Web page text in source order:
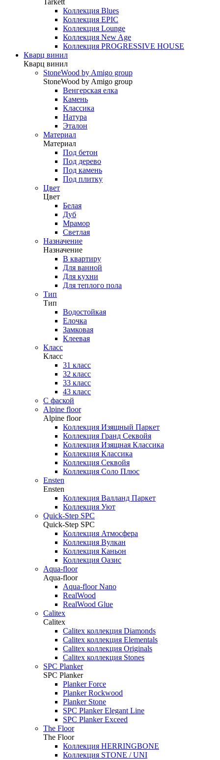
Tarkett
Коллекция Blues
Коллекция EPIC
Коллекция Lounge
Коллекция New Age
Коллекция PROGRESSIVE HOUSE
Кварц винил
Кварц винил
StoneWood by Amigo group
StoneWood by Amigo group
Венгерская елка
Камень
Классика
Натура
Эталон
Материал
Материал
Под бетон
Под дерево
Под камень
Под плитку
Цвет
Цвет
Белая
Дуб
Мрамор
Светлая
Назначение
Назначение
В квартиру
Для ванной
Для кухни
Для теплого пола
Тип
Тип
Водостойкая
Елочка
Замковая
Клеевая
Класс
Класс
31 класс
32 класс
33 класс
43 класс
С фаской
Alpine floor
Alpine floor
Коллекция Изящный Паркет
Коллекция Гранд Секвойя
Коллекция Изящная Классика
Коллекция Классика
Коллекция Секвойя
Коллекция Соло Плюс
Ensten
Ensten
Коллекция Валланд Паркет
Коллекция Уют
Quick-Step SPC
Quick-Step SPC
Коллекция Атмосфера
Коллекция Вулкан
Коллекция Каньон
Коллекция Оазис
Aqua-floor
Aqua-floor
Aqua-floor Nano
RealWood
RealWood Glue
Calitex
Calitex
Calitex коллекция Diamonds
Calitex коллекция Elementals
Calitex коллекция Originals
Calitex коллекция Stones
SPC Planker
SPC Planker
Planker Force
Planker Rockwood
Planker Stone
SPC Planker Elegant Line
SPC Planker Exceed
The Floor
The Floor
Коллекция HERRINGBONE
Коллекция STONE / UNI